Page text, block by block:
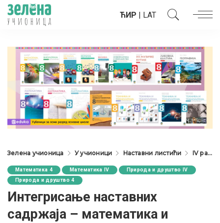
ЋИР | LAT
Зелена учионица У учионици Наставни листићи IV разред
Математика 4 Математика IV
Природа и друштво IV
Природа и друштво 4
Интегрисање наставних
садржаја – математика и